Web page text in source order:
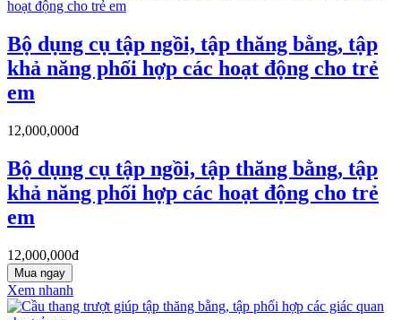
Bộ dụng cụ tập ngồi, tập thăng bằng, tập
khả năng phối hợp các hoạt động cho trẻ
em
12,000,000đ
Bộ dụng cụ tập ngồi, tập thăng bằng, tập
khả năng phối hợp các hoạt động cho trẻ
em
12,000,000đ
Mua ngay
Xem nhanh